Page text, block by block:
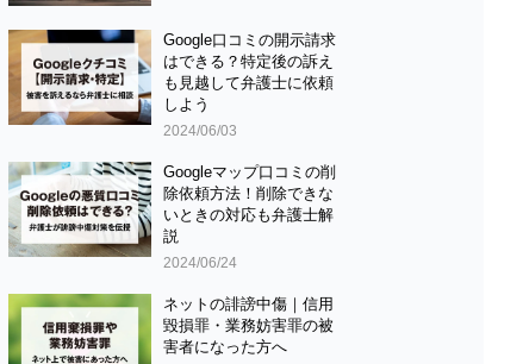
Google口コミの開示請求
はできる？特定後の訴え
も見越して弁護士に依頼
しよう
2024/06/03
Googleマップ口コミの削
除依頼方法！削除できな
いときの対応も弁護士解
説
2024/06/24
ネットの誹謗中傷｜信用
毀損罪・業務妨害罪の被
害者になった方へ